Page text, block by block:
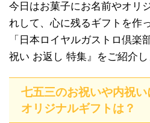
今日はお菓子にお名前やオリ
れして、心に残るギフトを作
「日本ロイヤルガストロ倶楽
祝い お返し 特集』をご紹介し
七五三のお祝いや内祝
オリジナルギフトは？